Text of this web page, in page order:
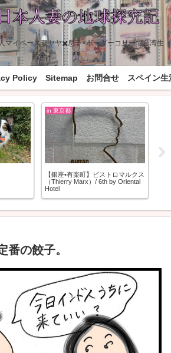
マイペース妻ヤヤ✖️息子×ボーダーコリーで台湾生
活中
Policy Sitemap お問合せ スペイン生
in 東京都
【銀座•有楽町】ビストロマルクス
（Thierry Marx）/ 6th by Oriental
Hotel
番の餃子。